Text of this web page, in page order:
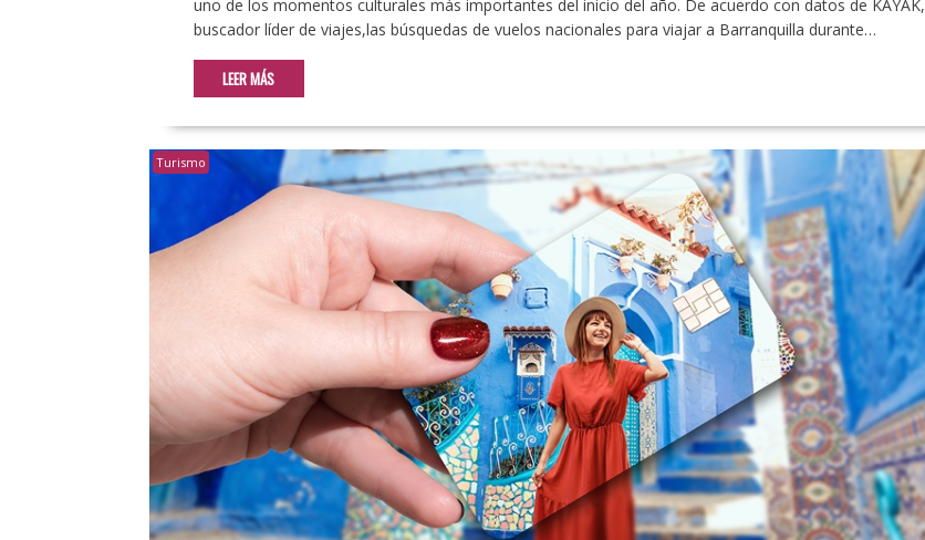
uno de los momentos culturales más importantes del inicio del año. De acuerdo con datos de KAYAK,
buscador líder de viajes,las búsquedas de vuelos nacionales para viajar a Barranquilla durante…
LEER MÁS
Turismo